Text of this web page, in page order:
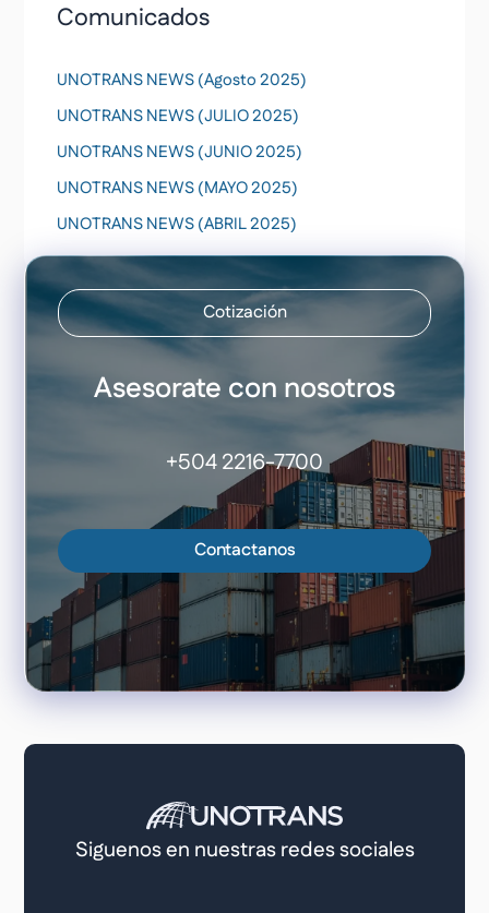
Comunicados
UNOTRANS NEWS (Agosto 2025)
UNOTRANS NEWS (JULIO 2025)
UNOTRANS NEWS (JUNIO 2025)
UNOTRANS NEWS (MAYO 2025)
UNOTRANS NEWS (ABRIL 2025)
Cotización
Asesorate con nosotros
+504 2216-7700
Contactanos
Siguenos en nuestras redes sociales